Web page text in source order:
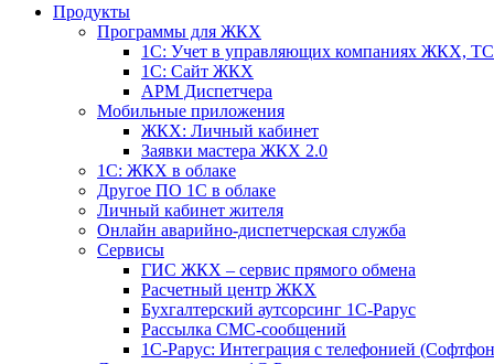
Продукты
Программы для ЖКХ
1С: Учет в управляющих компаниях ЖКХ,
1С: Сайт ЖКХ
АРМ Диспетчера
Мобильные приложения
ЖКХ: Личный кабинет
Заявки мастера ЖКХ 2.0
1С: ЖКХ в облаке
Другое ПО 1С в облаке
Личный кабинет жителя
Онлайн аварийно-диспетчерская служба
Сервисы
ГИС ЖКХ – сервис прямого обмена
Расчетный центр ЖКХ
Бухгалтерский аутсорсинг 1С-Рарус
Рассылка СМС-сообщений
1С-Рарус: Интеграция с телефонией